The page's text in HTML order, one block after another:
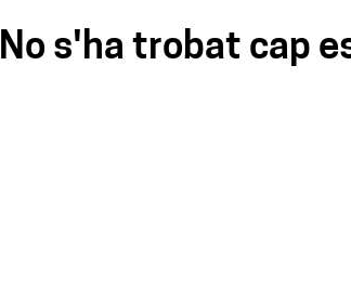
No s'ha trobat cap